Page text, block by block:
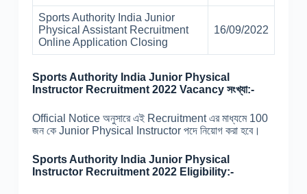
Sports Authority India Junior
Physical Assistant Recruitment
Online Application Closing
16/09/2022
Sports Authority India Junior Physical
Instructor Recruitment 2022 Vacancy সংখ্যা:-
Official Notice অনুসারে এই Recruitment এর মাধ্যমে 100
জন কে Junior Physical Instructor পদে নিয়োগ করা হবে।
Sports Authority India Junior Physical
Instructor Recruitment 2022 Eligibility:-